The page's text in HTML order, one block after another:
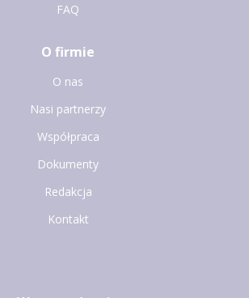
FAQ
O firmie
O nas
Nasi partnerzy
Współpraca
Dokumenty
Redakcja
Kontakt